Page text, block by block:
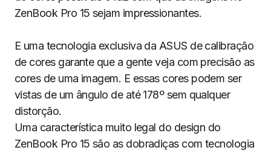
ZenBook Pro 15 sejam impressionantes.
E uma tecnologia exclusiva da ASUS de calibração
de cores garante que a gente veja com precisão as
cores de uma imagem. E essas cores podem ser
vistas de um ângulo de até 178º sem qualquer
distorção.
Uma característica muito legal do design do
ZenBook Pro 15 são as dobradiças com tecnologia